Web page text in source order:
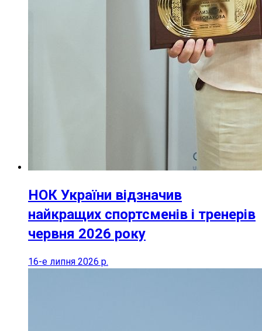
НОК України відзначив
найкращих спортсменів і тренерів
червня 2026 року
16-е липня 2026 р.